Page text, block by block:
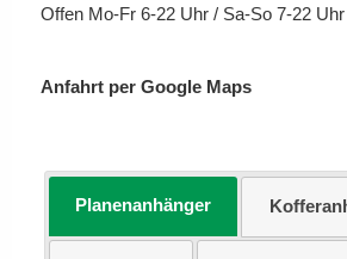
Offen Mo-Fr 6-22 Uhr / Sa-So 7-22 Uhr
Anfahrt per Google Maps
Planenanhänger